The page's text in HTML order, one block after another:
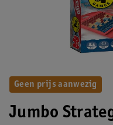
Jumbo
Geen prijs aanwezig